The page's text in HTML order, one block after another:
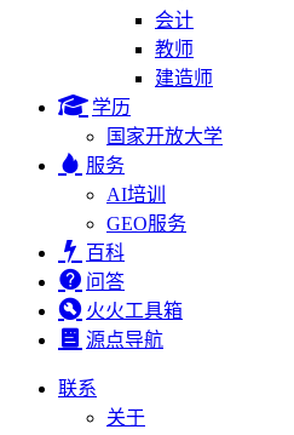
会计
教师
建造师
学历
国家开放大学
服务
AI培训
GEO服务
百科
问答
火火工具箱
源点导航
联系
关于